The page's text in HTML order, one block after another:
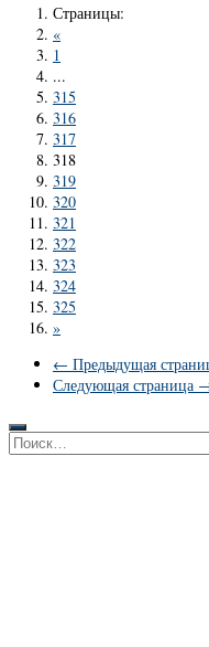
Страницы:
«
1
...
315
316
317
318
319
320
321
322
323
324
325
»
← Предыдущая
Следующая страница
Найти: